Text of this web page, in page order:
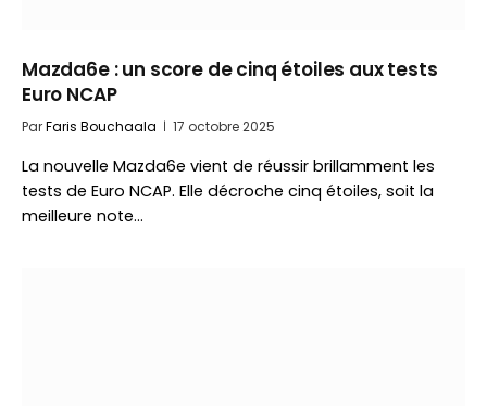
Mazda6e : un score de cinq étoiles aux tests
Euro NCAP
ParFaris Bouchaala 17 octobre 2025
La nouvelle Mazda6e vient de réussir brillamment les
tests de Euro NCAP. Elle décroche cinq étoiles, soit la
meilleure note…